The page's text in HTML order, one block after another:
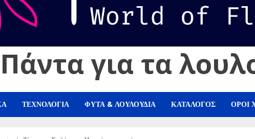
για τα
ΤΕΧΝΟΛΟΓΙΑ ΦΥΤΑ & ΛΟΥΛΟΥΔΙΑ ΚΑΤΑΛΟΓΟΣ ΟΡΟΙ